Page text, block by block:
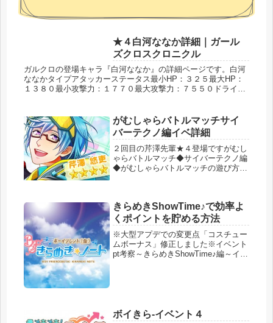
★４白河ななか詳細｜ガール
ズクロスクロニクル
ガルクロの登場キャラ『白河ななか』の詳細ページです。白河
ななかタイプアタッカーステータス最小HP：３２５最大HP：
１３８０最小攻撃力：１７７０最大攻撃力：７５５０ドライブ
がむしゃらバトルマッチサイ
バーテクノ編イベ詳細
２回目の芹澤先輩★４登場ですがむし
ゃらバトルマッチ◆サイバーテクノ編
◆がむしゃらバトルマッチの遊び方な
4/28(金)16:00～4/3...
きらめきShowTime♪で効率よ
くポイントを貯める方法
※大型アプデでの変更点「コスチュー
ムボーナス」修正しました※イベント
pt考察～きらめきShowTime♪編～イベ
ボイきら-イベント４